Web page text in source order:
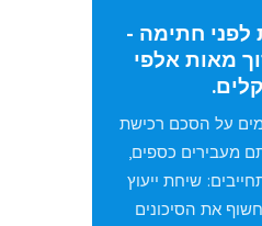
חתימה -
מאות אלפי
על הסכם רכישת
מעבירים כספים,
שיחת ייעוץ
את הסיכונים